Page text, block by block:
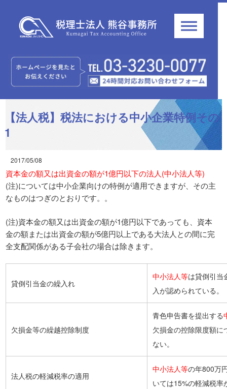
【法人税】税法における中小企業特例その
1
2017/05/08
資本金の額又は出資金の額が1億円以下の法人(中小法人等)
(注)については中小企業向けの特例が適用できますが、その主
なものはつぎのとおりです。。
(注)資本金の額又は出資金の額が1億円以下であっても、資本
金の額または出資金の額が5億円以上である大法人との間に完
全支配関係がある子会社の場合は除きます。
貸倒引当金の繰入れ
中小法人等は貸倒引当
入が認められている。
欠損金等の繰越控除制度
青色申告書を提出する
欠損金の控除限度額に
ない。
法人税の軽減税率の適用
中小法人等の年800万
いては15%の軽減税率